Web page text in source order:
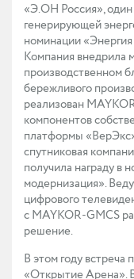
«Э.ОН Россия», один
генерирующей
номинации
Компания внедрила
производственном
бережливого
реализован
компонентов
платформы
спутниковая
получила награду в
модернизация».
цифрового
с MAYKOR-GMCS
решение.
В этом году встреча
«Открытие Арена».